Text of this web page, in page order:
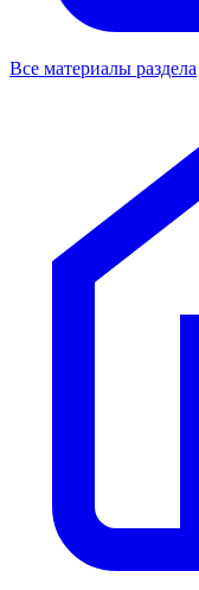
Все материалы раздела